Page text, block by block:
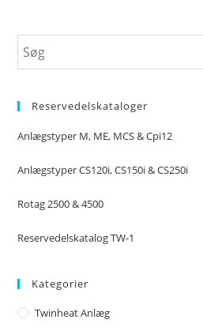
Reservedelskataloger
Anlægstyper M, ME, MCS & Cpi12
Anlægstyper CS120i, CS150i & CS250i
Rotag 2500 & 4500
Reservedelskatalog TW-1
Kategorier
Twinheat Anlæg